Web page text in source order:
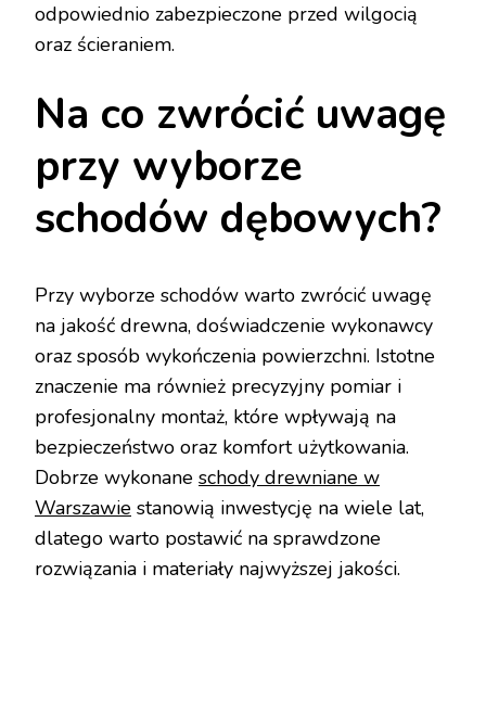
odpowiednio zabezpieczone przed wilgocią
oraz ścieraniem.
Na co zwrócić uwagę
przy wyborze
schodów dębowych?
Przy wyborze schodów warto zwrócić uwagę
na jakość drewna, doświadczenie wykonawcy
oraz sposób wykończenia powierzchni. Istotne
znaczenie ma również precyzyjny pomiar i
profesjonalny montaż, które wpływają na
bezpieczeństwo oraz komfort użytkowania.
Dobrze wykonane schody drewniane w
Warszawie stanowią inwestycję na wiele lat,
dlatego warto postawić na sprawdzone
rozwiązania i materiały najwyższej jakości.